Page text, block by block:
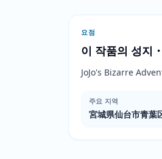
요점
이 작품의 성지
JoJo's Bizarre
주요 지역
宮城県仙台市青葉